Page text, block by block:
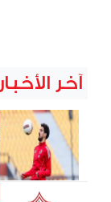
آخر الأخبار